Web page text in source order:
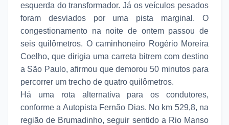
esquerda do transformador. Já os veículos pesados
foram desviados por uma pista marginal. O
congestionamento na noite de ontem passou de
seis quilômetros. O caminhoneiro Rogério Moreira
Coelho, que dirigia uma carreta bitrem com destino
a São Paulo, afirmou que demorou 50 minutos para
percorrer um trecho de quatro quilômetros.
Há uma rota alternativa para os condutores,
conforme a Autopista Fernão Dias. No km 529,8, na
região de Brumadinho, seguir sentido a Rio Manso